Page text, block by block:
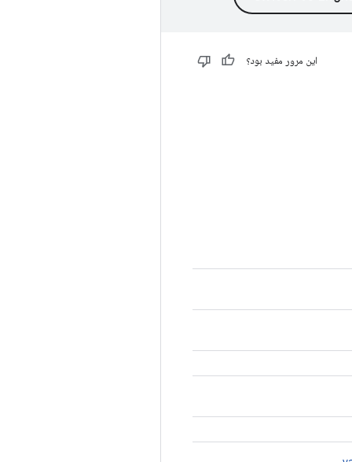
این مرور مفید بود؟